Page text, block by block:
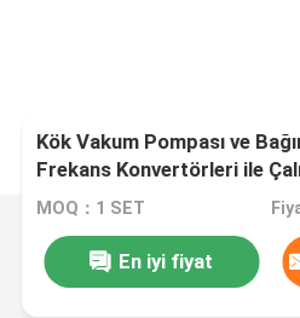
Kök Vakum Pompası ve
Frekans Konvertörleri ile
Üretim Makinesi
MOQ：1 SET
En iyi fiyat